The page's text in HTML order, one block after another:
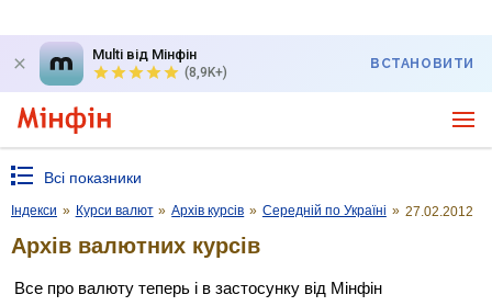
Multi від Мінфін
(8,9K+)
ВСТАНОВИТИ
Всі показники
Індекси » Курси валют » Архів курсів » Середній по Україні » 27.02.2012
Архів валютних курсів
Все про валюту теперь і в застосунку від Мінфін